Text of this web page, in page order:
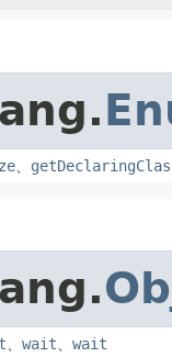
、
、 wait、 wait